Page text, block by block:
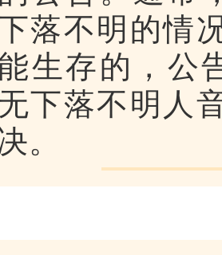
落不明的情
生存的，公
下落不明人
。